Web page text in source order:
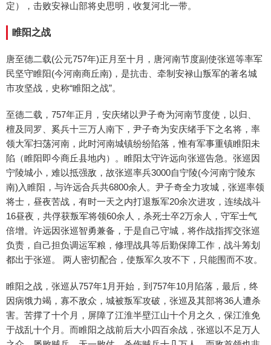
定），击败安禄山部将史思明，收复河北一带。
睢阳之战
唐至德二载(公元757年)正月至十月，唐河南节度副使张巡等率军
民坚守睢阳(今河南商丘南)，是抗击、牵制安禄山叛军的著名城
市攻坚战，史称“睢阳之战”。
至德二载，757年正月，安庆绪以尹子奇为河南节度使，以归、
檀及同罗、奚兵十三万人南下，尹子奇为安庆绪手下之名将，率
领大军扫荡河南，此时河南城镇纷纷陷落，惟有军事重镇睢阳未
陷（睢阳即今商丘县地内）。睢阳太守许远向张巡告急。张巡因
宁陵城小，难以抵强敌，故张巡率兵3000自宁陵(今河南宁陵东
南)入睢阳，与许远合兵共6800余人。尹子奇全力攻城，张巡率领
将士，昼夜苦战，有时一天之内打退叛军20余次进攻，连续战斗
16昼夜，共俘获叛军将领60余人，杀死士卒2万余人，守军士气
倍增。许远因张巡智勇兼备，于是自己守城，将作战指挥交张巡
负责，自己担负调运军粮，修理战具等后勤保障工作，战斗筹划
都出于张巡。 两人密切配合，使叛军久攻不下，只能围而不攻。
睢阳之战，张巡从757年1月开始，到757年10月陷落，最后，终
因病饿力竭，寡不敌众，城被叛军攻破，张巡及其部将36人遭杀
害。苦撑了十个月，屏障了江淮半壁江山十个月之久，保江淮免
于战乱十个月。而睢阳之战前后大小四百余战，张巡以不足万人